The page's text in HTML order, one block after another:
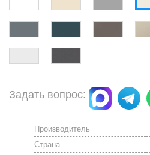
Задать вопрос:
Производитель
Страна